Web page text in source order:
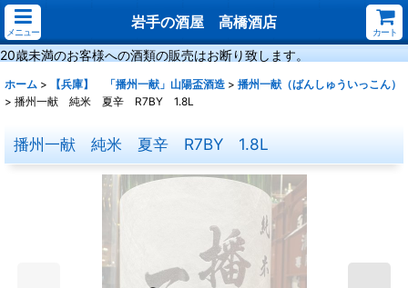
メニュー
岩手の酒屋 高橋酒店
カート
20歳未満のお客様への酒類の販売はお断り致します。
ホーム > 【兵庫】 「播州一献」山陽盃酒造 > 播州一献（ばんしゅういっこん）
> 播州一献 純米 夏辛 R7BY 1.8L
播州一献 純米 夏辛 R7BY 1.8L